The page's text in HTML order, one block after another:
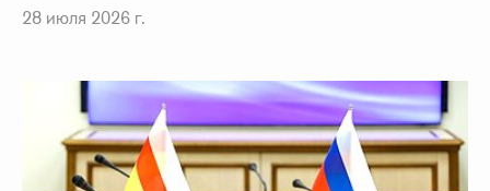
28 июля 2026 г.